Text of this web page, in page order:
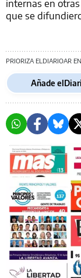
internas en
que se
PRIORIZA ELDIARIOAR
Añade